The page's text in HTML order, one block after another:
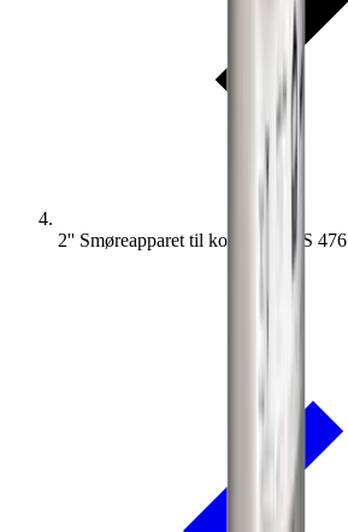
2'' Smøreapparet til komp. XRVS 476